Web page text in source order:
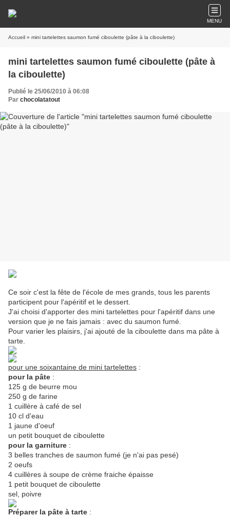
MENU
Accueil » mini tartelettes saumon fumé ciboulette (pâte à la ciboulette)
mini tartelettes saumon fumé ciboulette (pâte à
la ciboulette)
Publié le 25/06/2010 à 06:08
Par chocolatatout
Ce soir c'est la fête de l'école de mes grands, tous les parents
participent pour l'apéritif et le dessert.
J'ai choisi d'apporter des mini tartelettes pour l'apéritif dans une
version que je ne fais jamais : avec du saumon fumé.
Pour varier les plaisirs, j'ai ajouté de la ciboulette dans ma pâte à
tarte.
pour une soixantaine de mini tartelettes :
pour la pâte :
125 g de beurre mou
250 g de farine
1 cuillère à café de sel
10 cl d'eau
1 jaune d'oeuf
un petit bouquet de ciboulette
pour la garniture :
3 belles tranches de saumon fumé (je n'ai pas pesé)
2 oeufs
4 cuillères à soupe de crème fraiche épaisse
1 petit bouquet de ciboulette
sel, poivre
Préparer la pâte à tarte :